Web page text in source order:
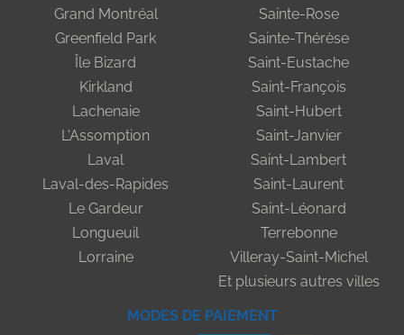
Grand Montréal
Greenfield Park
Île Bizard
Kirkland
Lachenaie
L'Assomption
Laval
Laval-des-Rapides
Le Gardeur
Longueuil
Lorraine
Sainte-Rose
Sainte-Thérèse
Saint-Eustache
Saint-François
Saint-Hubert
Saint-Janvier
Saint-Lambert
Saint-Laurent
Saint-Léonard
Terrebonne
Villeray-Saint-Michel
Et plusieurs autres villes
MODES DE PAIEMENT